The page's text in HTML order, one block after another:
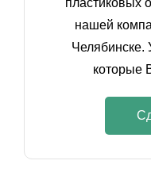
нашей
Челябинске.
которые